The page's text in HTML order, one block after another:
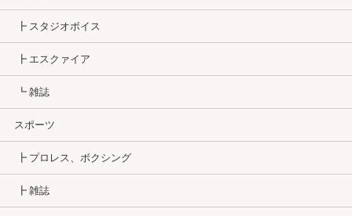
┣ スタジオボイス
┣ エスクァイア
┗ 雑誌
スポーツ
┣ プロレス、ボクシング
┣ 雑誌